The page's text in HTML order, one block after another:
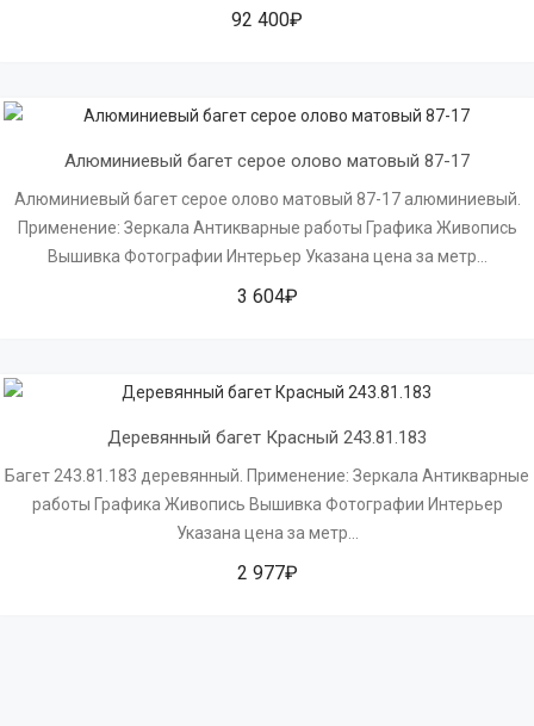
92 400₽
Алюминиевый багет серое олово матовый 87-17
Алюминиевый багет серое олово матовый 87-17 алюминиевый.
Применение: Зеркала Антикварные работы Графика Живопись
Вышивка Фотографии Интерьер Указана цена за метр...
3 604₽
Деревянный багет Красный 243.81.183
Багет 243.81.183 деревянный. Применение: Зеркала Антикварные
работы Графика Живопись Вышивка Фотографии Интерьер
Указана цена за метр...
2 977₽